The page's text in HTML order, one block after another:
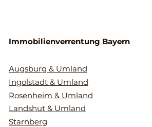
Immobilienverrentung Bayern
Augsburg & Umland
Ingolstadt & Umland
Rosenheim & Umland
Landshut & Umland
Starnberg